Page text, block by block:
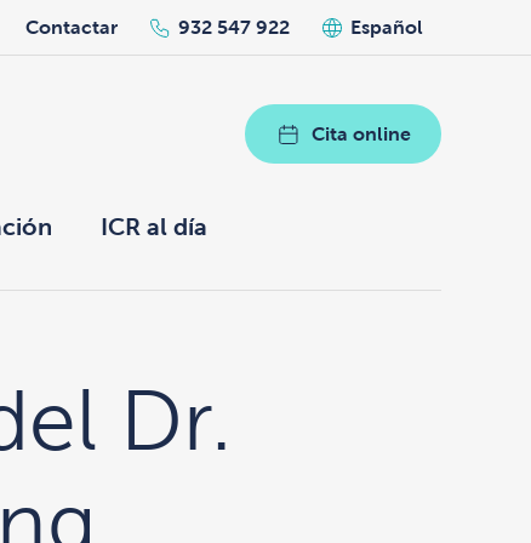
Contactar 932 547 922 Español
Cita online
ICR al día
Dr.